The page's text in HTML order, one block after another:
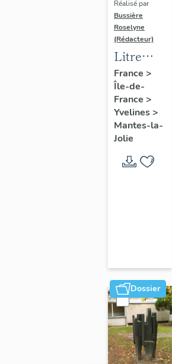
Réalisé par
Bussière
Roselyne
(Rédacteur)
Litre
funéraire
du
prince
de Conti
France >
Île-de-
France >
Yvelines>
Mantes-la-
Jolie
Dossier